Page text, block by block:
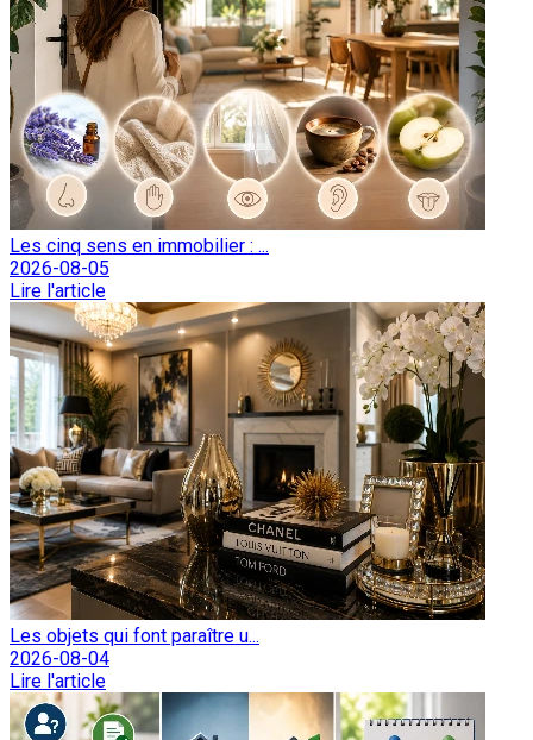
Les cinq sens en immobilier : ...
2026-08-05
Lire l'article
Les objets qui font paraître u...
2026-08-04
Lire l'article